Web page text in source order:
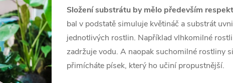
Složení substrátu by mělo především
bal v podstatě simuluje květináč a substrát
jednotlivých rostlin. Například vlhkomilné
zadržuje vodu. A naopak suchomilné rostliny
přimícháte písek, který ho učiní propustnější.